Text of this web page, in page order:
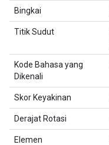
Bingkai
Titik Sudut
Kode Bahasa yang
Dikenali
Skor Keyakinan
Derajat Rotasi
Elemen